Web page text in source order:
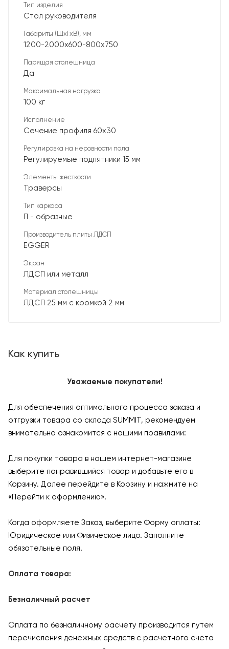
Тип изделия
Стол руководителя
Габариты (ШхГхВ), мм
1200-2000х600-800х750
Парящая столешница
Да
Максимальная нагрузка
100 кг
Исполнение
Сечение профиля 60х30
Регулировка на неровности пола
Регулируемые подпятники 15 мм
Элементы жесткости
Траверсы
Тип каркаса
П - образные
Производитель плиты ЛДСП
EGGER
Экран
ЛДСП или металл
Материал столешницы
ЛДСП 25 мм с кромкой 2 мм
Как купить
Уважаемые покупатели!
Для обеспечения оптимального процесса заказа и
отгрузки товара со склада SUMMIT, рекомендуем
внимательно ознакомится с нашими правилами:
Для покупки товара в нашем интернет-магазине
выберите понравившийся товар и добавьте его в
Корзину. Далее перейдите в Корзину и нажмите на
«Перейти к оформлению».
Когда оформляете Заказ, выберите Форму оплаты:
Юридическое или Физическое лицо. Заполните
обязательные поля.
Оплата товара:
Безналичный расчет
Оплата по безналичному расчету производится путем
перечисления денежных средств с расчетного счета